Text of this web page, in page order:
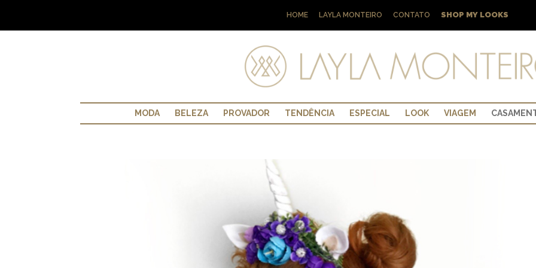
HOME LAYLA MONTEIRO CONTATO SHOP MY LOOKS
MODA BELEZA PROVADOR TENDÊNCIA ESPECIAL LOOK VIAGEM